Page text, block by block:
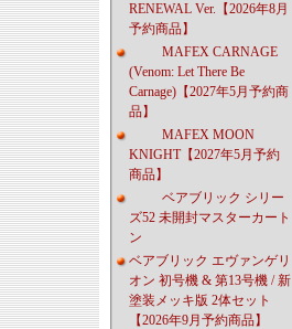
RENEWAL Ver.【2026年8月
予約商品】
MAFEX CARNAGE
(Venom: Let There Be
Carnage)【2027年5月予約商
品】
MAFEX MOON
KNIGHT【2027年5月予約
商品】
ベアブリック シリー
ズ52 未開封マスターカート
ン
ベアブリック エヴァンゲリ
オン 初号機 & 第13号機 / 新
塗装メッキ版 2体セット
【2026年9月予約商品】